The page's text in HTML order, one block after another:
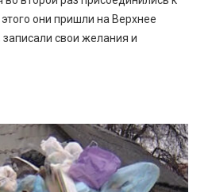
они пришли на Верхнее
свои желания и